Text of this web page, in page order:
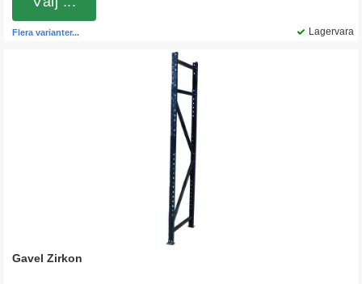
Lagervara
Flera varianter...
Gavel Zirkon